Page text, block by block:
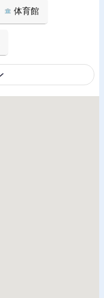
体育館